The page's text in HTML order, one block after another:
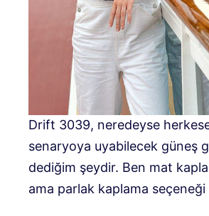
Drift 3039, neredeyse
senaryoya uyabilecek güneş
dediğim şeydir. Ben mat
ama parlak kaplama seçeneği